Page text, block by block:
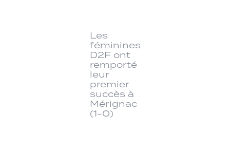
Les
féminines
D2F ont
remporté
leur
premier
succès à
Mérignac
(1-0)